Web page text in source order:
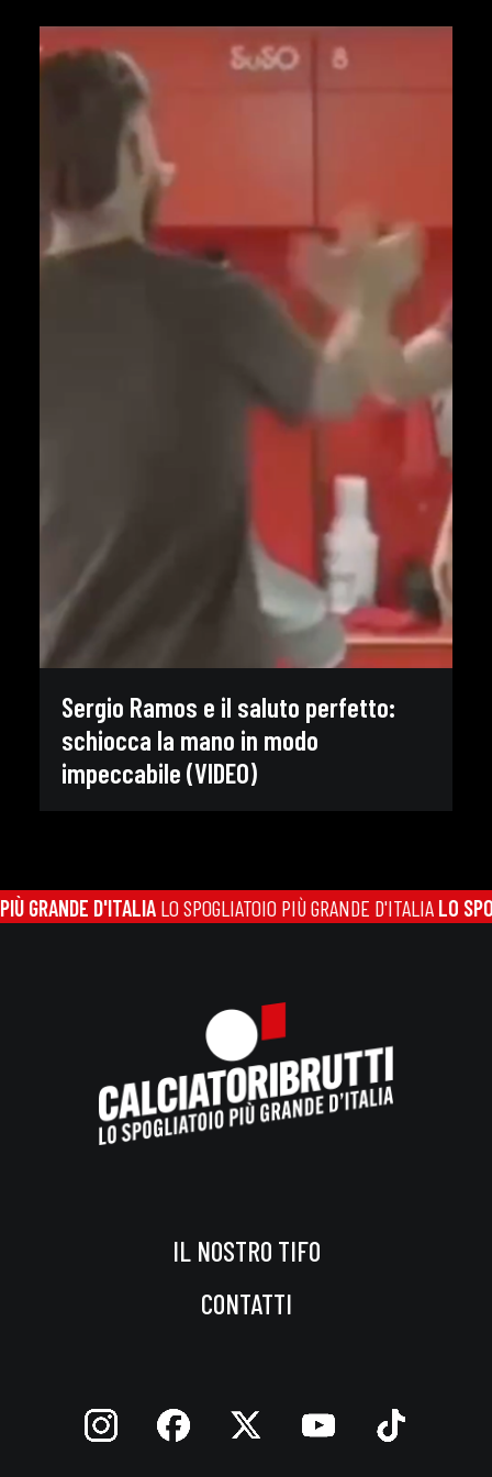
Sergio Ramos e il saluto perfetto:
schiocca la mano in modo
impeccabile (VIDEO)
GRANDE D'ITALIALO SPOGLIATOIO PIÙ GRANDE D'ITALIALO
IL NOSTRO TIFO
CONTATTI